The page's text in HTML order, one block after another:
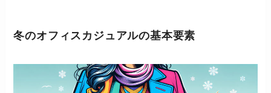
冬のオフィスカジュアルの基本要素